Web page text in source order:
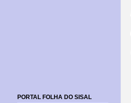
PORTAL FOLHA DO SISAL